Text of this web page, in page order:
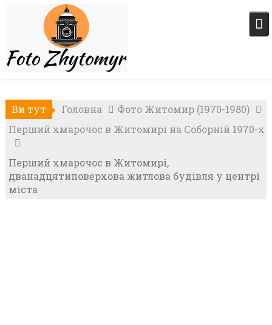
Ви тут Головна
Фото Житомир (1970-1980)
Перший хмарочос в Житомирі на Соборній 1970-х
Перший хмарочос в Житомирі,
дванадцятиповерхова житлова будівля у центрі
міста